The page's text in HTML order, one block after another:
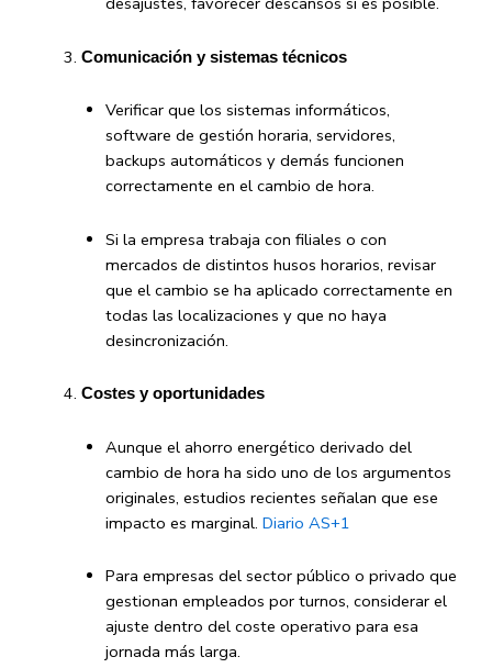
Comunicación y sistemas técnicos
Verificar que los sistemas informáticos,
software de gestión horaria, servidores,
backups automáticos y demás funcionen
correctamente en el cambio de hora.
Si la empresa trabaja con filiales o con
mercados de distintos husos horarios, revisar
que el cambio se ha aplicado correctamente en
todas las localizaciones y que no haya
desincronización.
Costes y oportunidades
Aunque el ahorro energético derivado del
cambio de hora ha sido uno de los argumentos
originales, estudios recientes señalan que ese
impacto es marginal. Diario AS+1
Para empresas del sector público o privado que
gestionan empleados por turnos, considerar el
ajuste dentro del coste operativo para esa
jornada más larga.